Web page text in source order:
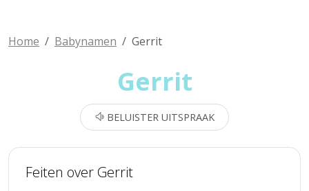
Home Babynamen Gerrit
Gerrit
BELUISTER UITSPRAAK
Feiten over Gerrit